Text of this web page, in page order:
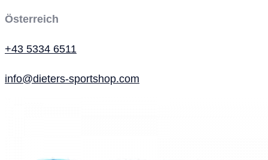
Österreich
+43 5334 6511
info@dieters-sportshop.com